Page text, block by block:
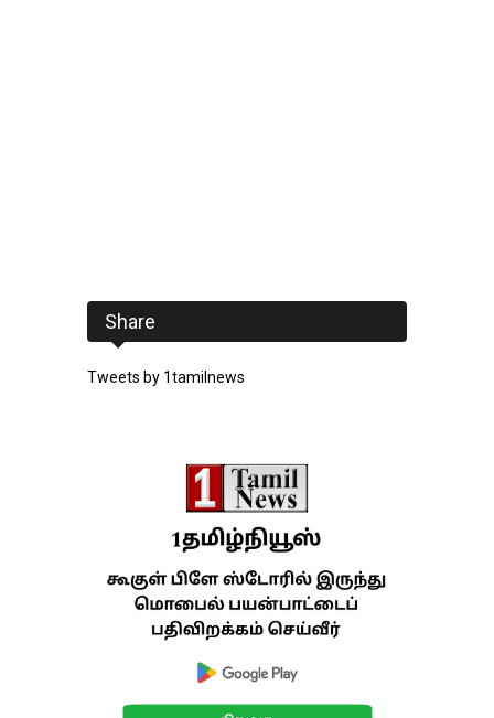
Share
Tweets by 1tamilnews